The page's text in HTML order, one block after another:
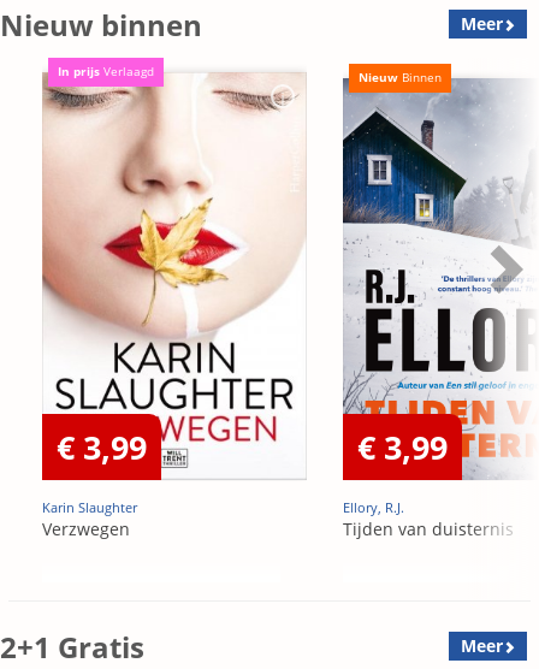
Nieuw binnen Meer
In prijs Verlaagd
€ 3,99
Karin Slaughter
Verzwegen
Nieuw Binnen
€ 3,99
Ellory, R.J.
Tijden van duisternis
2+1 Gratis Meer